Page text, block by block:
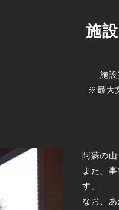
施
施設
※最大
阿蘇の
また、
す。
なお、